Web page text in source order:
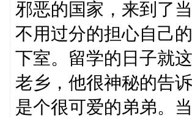
邪恶的国家，来到了
不用过分的担心自己
下室。留学的日子就
老乡，他很神秘的告
是个很可爱的弟弟。